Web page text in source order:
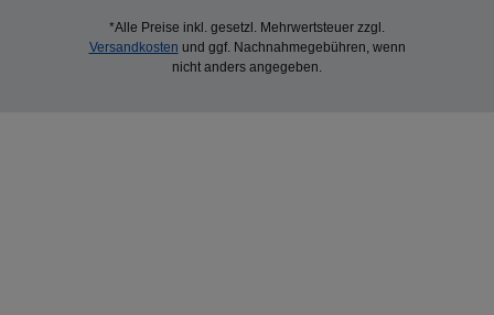
*Alle Preise inkl. gesetzl. Mehrwertsteuer zzgl.
Versandkosten und ggf. Nachnahmegebühren, wenn
nicht anders angegeben.